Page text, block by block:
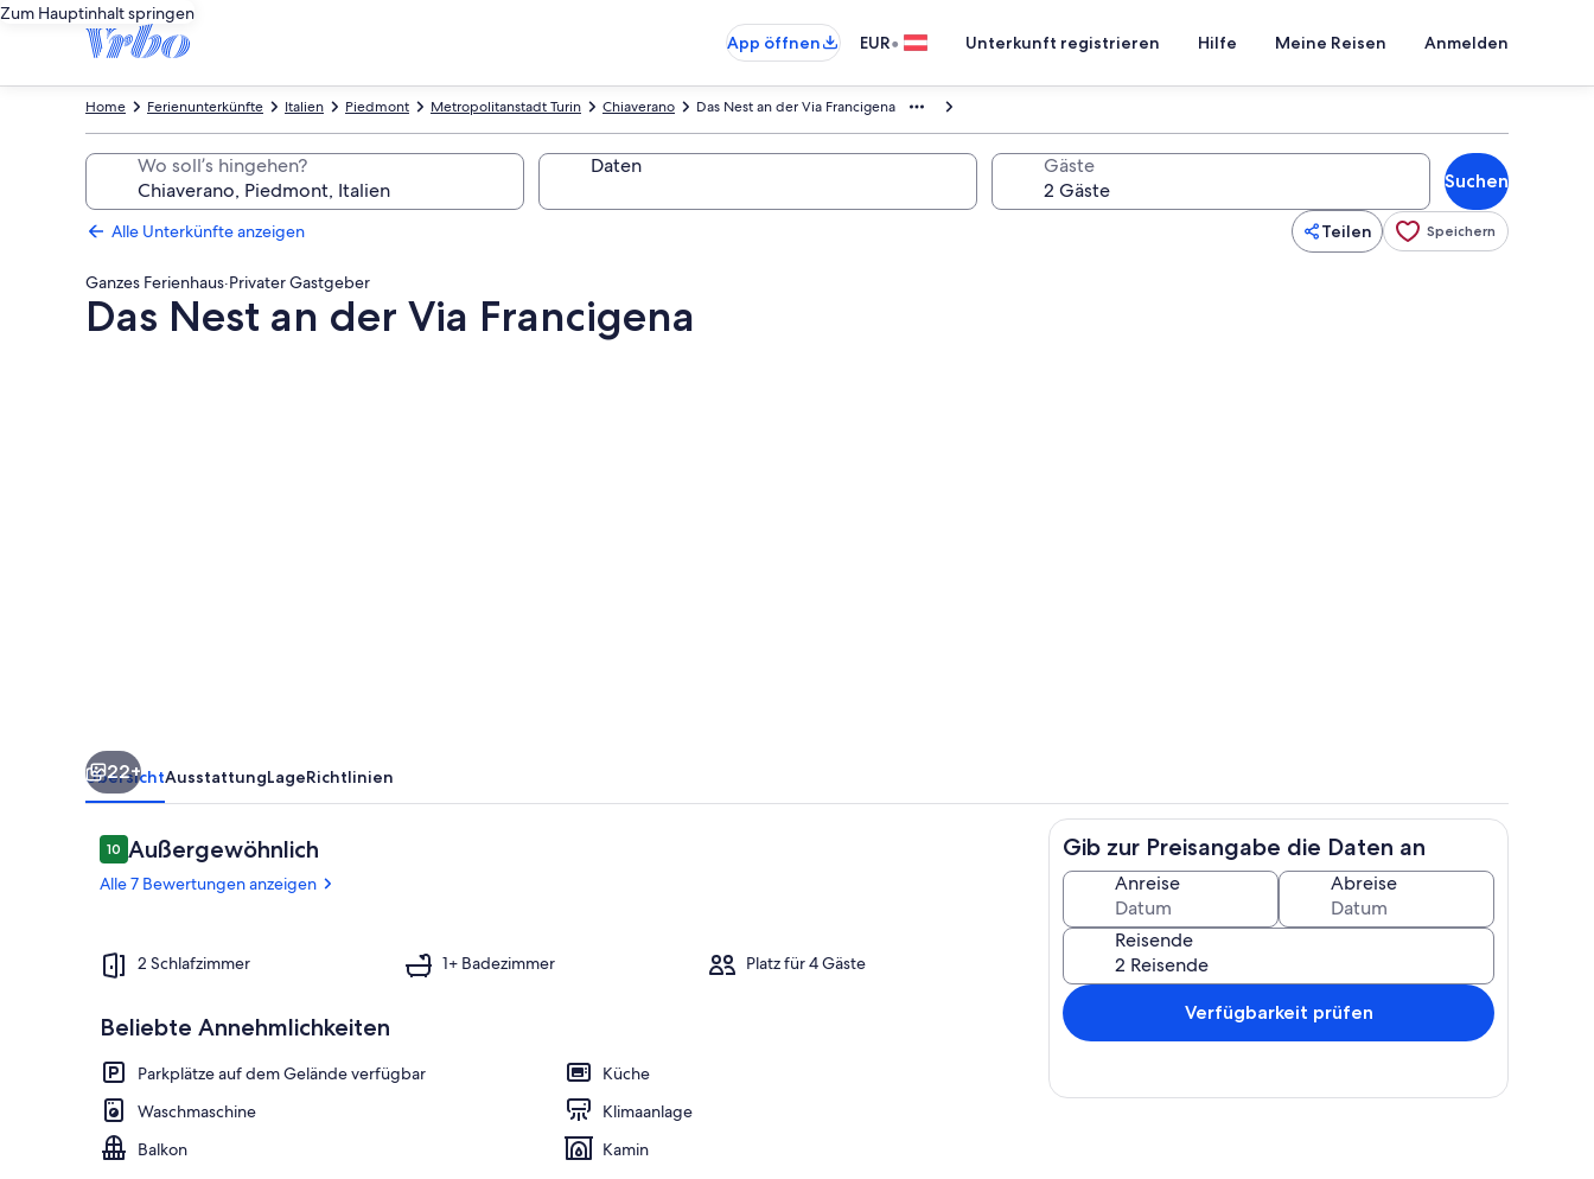
Zum Hauptinhalt springen
App öffnen
EUR• Unterkunft registrieren Hilfe Meine Reisen Anmelden
Das Nest an der Via Francigena
Chiaverano
Metropolitanstadt Turin
Piedmont
Italien
Ferienunterkünfte
Home
Wo soll’s hingehen? Daten Gäste
Suchen
Alle Unterkünfte anzeigen Teilen Speichern
Ganzes Ferienhaus·Privater Gastgeber
Das Nest an der Via Francigena
Außendetails
Innenbereich
22+
ÜbersichtAusstattungLageRichtlinien
Bewertungen
1010 von 10.
Außergewöhnlich
Alle 7 Bewertungen anzeigen
2 Schlafzimmer 1+ Badezimmer Platz für 4 Gäste
Beliebte Annehmlichkeiten
Parkplätze auf dem Gelände verfügbar
Küche
Waschmaschine
Klimaanlage
Balkon
Kamin
Gib zur Preisangabe die Daten an
Anreise Abreise
Reisende
Verfügbarkeit prüfen